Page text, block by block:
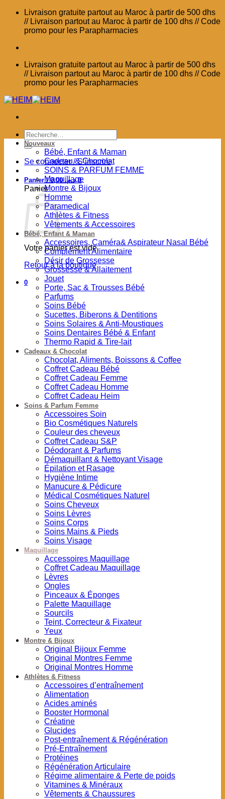
Passer
contenu
Livraison gratuite partout au Maroc à partir de 500 dhs
// Livraison partout au Maroc à partir de 100 dhs // Code
promo pour les Parapharmacies
Livraison gratuite partout au Maroc à partir de 500 dhs
// Livraison partout au Maroc à partir de 100 dhs // Code
promo pour les Parapharmacies
Recherche
pour :
Se connecter / S’inscrire
Panier / د.م.0,00 0
Panier
Votre panier est vide.
Retour à la boutique
0
Nouveaux
Bébé, Enfant & Maman
Cadeau & Chocolat
SOINS & PARFUM FEMME
Maquillage
Montre & Bijoux
Homme
Paramedical
Athlètes & Fitness
Vêtements & Accessoires
Bébé, Enfant & Maman
Accessoires, Caméra& Aspirateur Nasal Bébé
Complément Alimentaire
Désir de Grossesse
Grossesse & Allaitement
Jouet
Porte, Sac & Trousses Bébé
Parfums
Soins Bébé
Sucettes, Biberons & Dentitions
Soins Solaires & Anti-Moustiques
Soins Dentaires Bébé & Enfant
Thermo Rapid & Tire-lait
Cadeaux & Chocolat
Chocolat, Aliments, Boissons & Coffee
Coffret Cadeau Bébé
Coffret Cadeau Femme
Coffret Cadeau Homme
Coffret Cadeau Heim
Soins & Parfum Femme
Accessoires Soin
Bio Cosmétiques Naturels
Couleur des cheveux
Coffret Cadeau S&P
Déodorant & Parfums
Démaquillant & Nettoyant Visage
Épilation et Rasage
Hygiène Intime
Manucure & Pédicure
Médical Cosmétiques Naturel
Soins Cheveux
Soins Lèvres
Soins Corps
Soins Mains & Pieds
Soins Visage
Maquillage
Accessoires Maquillage
Coffret Cadeau Maquillage
Lèvres
Ongles
Pinceaux & Éponges
Palette Maquillage
Sourcils
Teint, Correcteur & Fixateur
Yeux
Montre & Bijoux
Original Bijoux Femme
Original Montres Femme
Original Montres Homme
Athlètes & Fitness
Accessoires d’entraînement
Alimentation
Acides aminés
Booster Hormonal
Créatine
Glucides
Post-entraînement & Régénération
Pré-Entraînement
Protéines
Régénération Articulaire
Régime alimentaire & Perte de poids
Vitamines & Minéraux
Vêtements & Chaussures